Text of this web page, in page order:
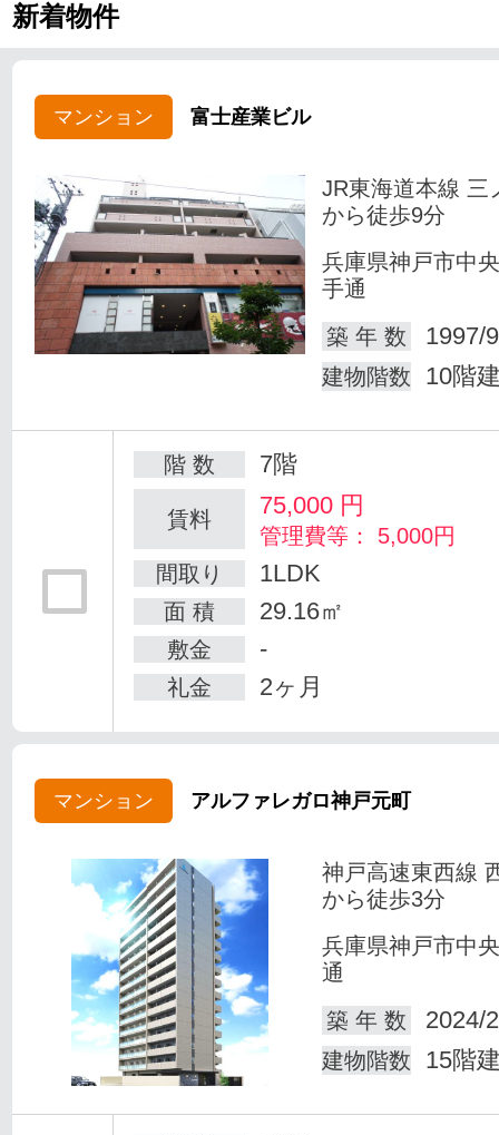
新着物件
マンション 富士産業ビル
JR東海道本線 三
から徒歩9分
兵庫県神戸市中
手通
築 年 数
1997/
建物階数 10階
階 数 7階
賃料 75,000 円
管理費等： 5,000円
間取り
1LDK
面 積 29.16㎡
敷金 -
礼金 2ヶ月
マンション アルファレガロ神戸元町
神戸高速東西線
から徒歩3分
兵庫県神戸市中
通
築 年 数
2024/
建物階数 15階